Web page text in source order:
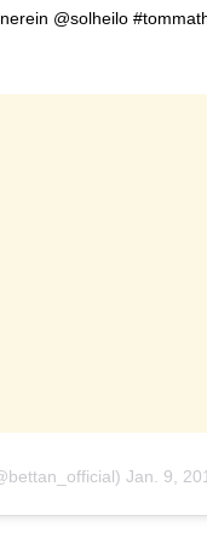
@solheilo
Jan. 9, 2019